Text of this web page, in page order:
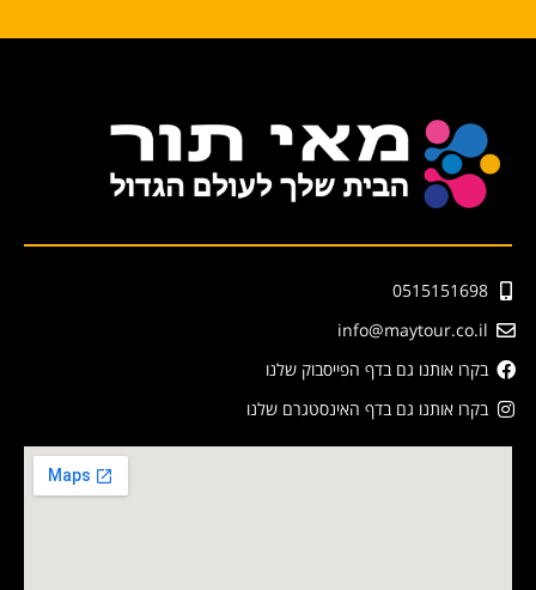
0515151698
info@maytour.co.il
בקרו אותנו גם בדף הפייסבוק שלנו
בקרו אותנו גם בדף האינסטגרם שלנו